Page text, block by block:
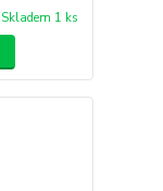
Skladem 1 ks